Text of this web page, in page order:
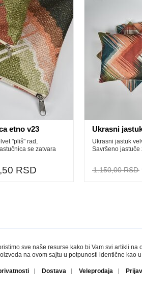
etno v23
"pliš" rad,
se zatvara
RSD
Ukrasni
Ukrasni jastuk
Savršeno jastuče
1.150,00 RSD
sve naše resurse kako bi Vam svi artikli na
na ovom sajtu u potpunosti identične kao u
Dostava Veleprodaja